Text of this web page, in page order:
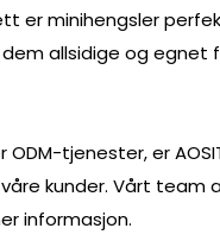
er minihengsler
allsidige og egnet
tjenester, er
kunder. Vårt team
informasjon.